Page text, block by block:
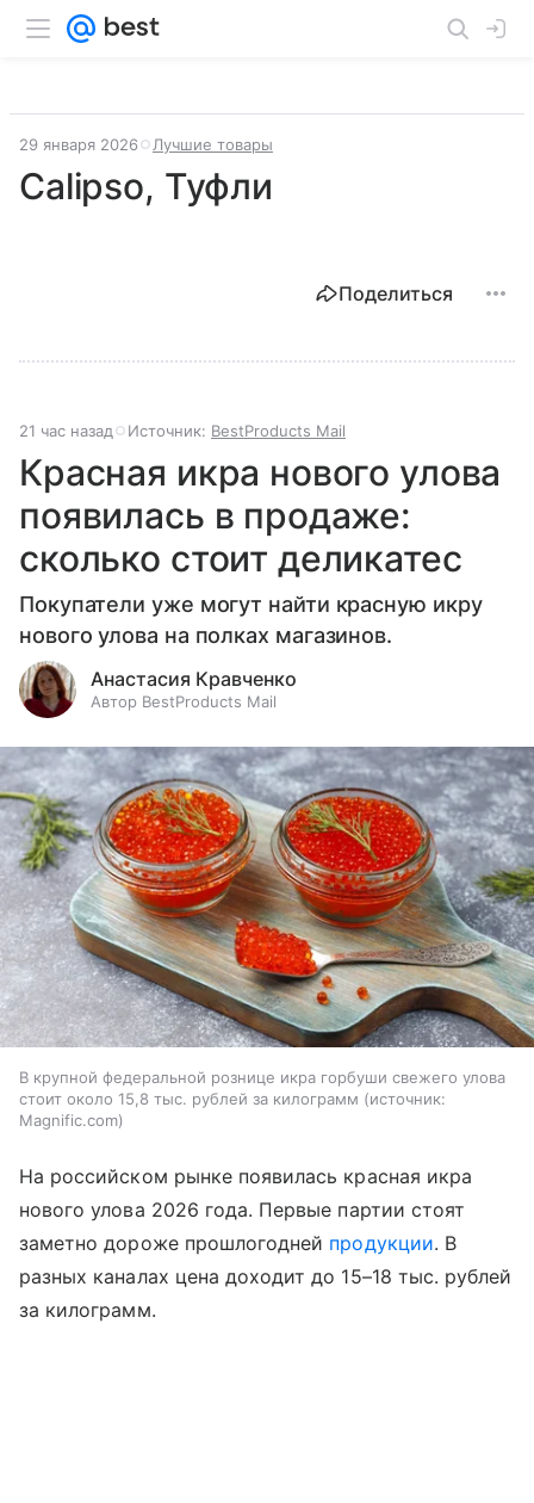
29 января 2026 Лучшие товары
Calipso, Туфли
Поделиться
21 час назад Источник: BestProducts Mail
Красная икра нового улова
появилась в продаже:
сколько стоит деликатес
Покупатели уже могут найти красную икру
нового улова на полках магазинов.
Анастасия Кравченко
Автор BestProducts Mail
В крупной федеральной рознице икра горбуши свежего улова
стоит около 15,8 тыс. рублей за килограмм
источник:
Magnific.com
На российском рынке появилась красная икра
нового улова 2026 года. Первые партии стоят
заметно дороже прошлогодней продукции. В
разных каналах цена доходит до 15–18 тыс. рублей
за килограмм.